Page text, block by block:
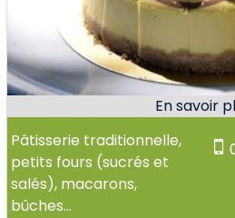
Pâtisserie traditionnelle,
petits fours (sucrés et
salés), macarons,
bûches...